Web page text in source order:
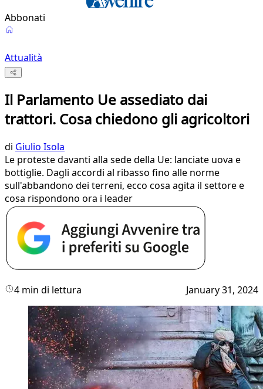
Abbonati
Attualità
Il Parlamento Ue assediato dai
trattori. Cosa chiedono gli agricoltori
di Giulio Isola
Le proteste davanti alla sede della Ue: lanciate uova e
bottiglie. Dagli accordi al ribasso fino alle norme
sull'abbandono dei terreni, ecco cosa agita il settore e
cosa rispondono ora i leader
4 min di lettura January 31, 2024